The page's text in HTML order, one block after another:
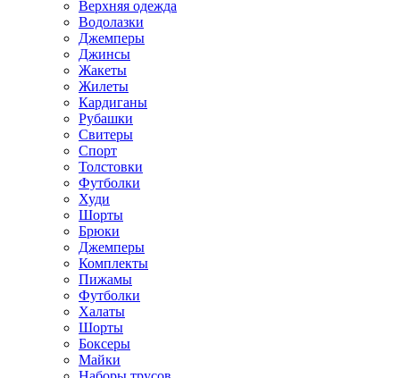
Верхняя одежда
Водолазки
Джемперы
Джинсы
Жакеты
Жилеты
Кардиганы
Рубашки
Свитеры
Спорт
Толстовки
Футболки
Худи
Шорты
Брюки
Джемперы
Комплекты
Пижамы
Футболки
Халаты
Шорты
Боксеры
Майки